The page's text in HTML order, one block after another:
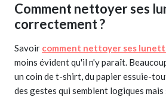
Comment nettoyer ses
correctement ?
Savoir comment nettoyer ses
moins évident qu'il n'y paraît.
un coin de t-shirt, du papier essuie-
des gestes qui semblent logiques